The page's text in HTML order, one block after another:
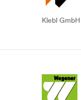
Klebl GmbH